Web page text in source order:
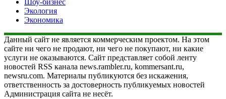
Шоу-бизнес
Экология
Экономика
Данный сайт не является коммерческим проектом. На этом
сайте ни чего не продают, ни чего не покупают, ни какие
услуги не оказываются. Сайт представляет собой ленту
новостей RSS канала news.rambler.ru, kommersant.ru,
newsru.com. Материалы публикуются без искажения,
ответственность за достоверность публикуемых новостей
Администрация сайта не несёт.